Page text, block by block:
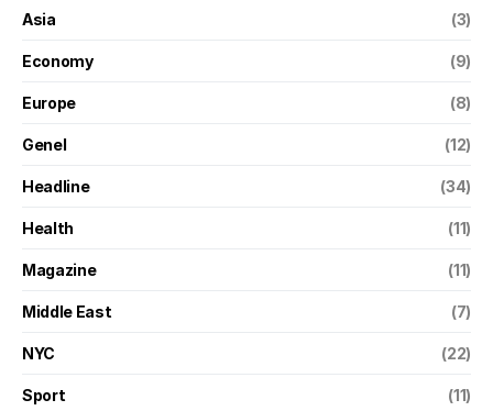
Asia (3)
Economy (9)
Europe (8)
Genel (12)
Headline (34)
Health (11)
Magazine (11)
Middle East (7)
NYC (22)
Sport (11)